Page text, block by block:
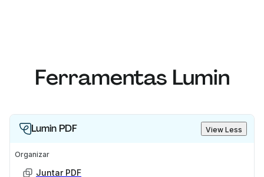
Ferramentas Lumin
Lumin PDF View Less
Organizar
Juntar PDF